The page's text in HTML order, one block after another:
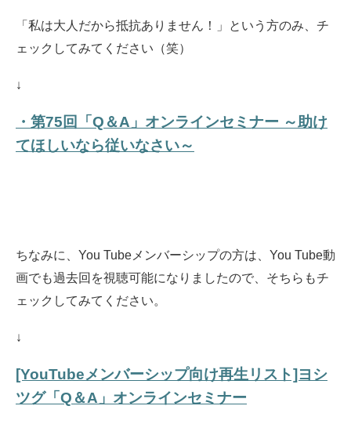
「私は大人だから抵抗ありません！」という方のみ、チ
ェックしてみてください（笑）
↓
・第75回「Q＆A」オンラインセミナー ～助け
てほしいなら従いなさい～
ちなみに、You Tubeメンバーシップの方は、You Tube動
画でも過去回を視聴可能になりましたので、そちらもチ
ェックしてみてください。
↓
[YouTubeメンバーシップ向け再生リスト]ヨシ
ツグ「Q＆A」オンラインセミナー